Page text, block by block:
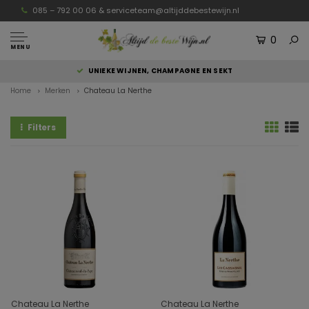
085 – 792 00 06 & serviceteam@altijddebestewijn.nl
MENU
0
UNIEKE WIJNEN, CHAMPAGNE EN SEKT
Home Merken Chateau La Nerthe
Filters
Chateau La Nerthe Chateau La Nerthe